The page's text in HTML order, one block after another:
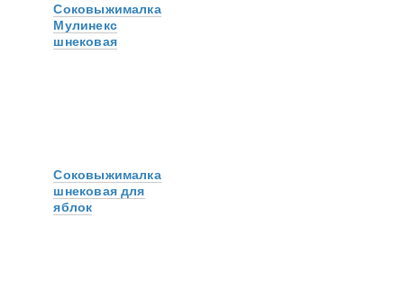
Соковыжималка
Мулинекс
шнековая
Соковыжималка
шнековая для
яблок